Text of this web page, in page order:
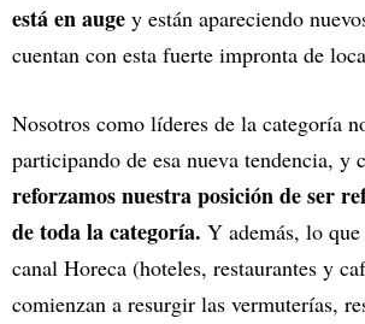
está en auge y están apareciendo
cuentan con esta fuerte impronta de
Nosotros como líderes de la categoría
participando de esa nueva tendencia, y
reforzamos nuestra posición de ser
de toda la categoría. Y además, lo
canal Horeca (hoteles, restaurantes y
comienzan a resurgir las vermuterías,